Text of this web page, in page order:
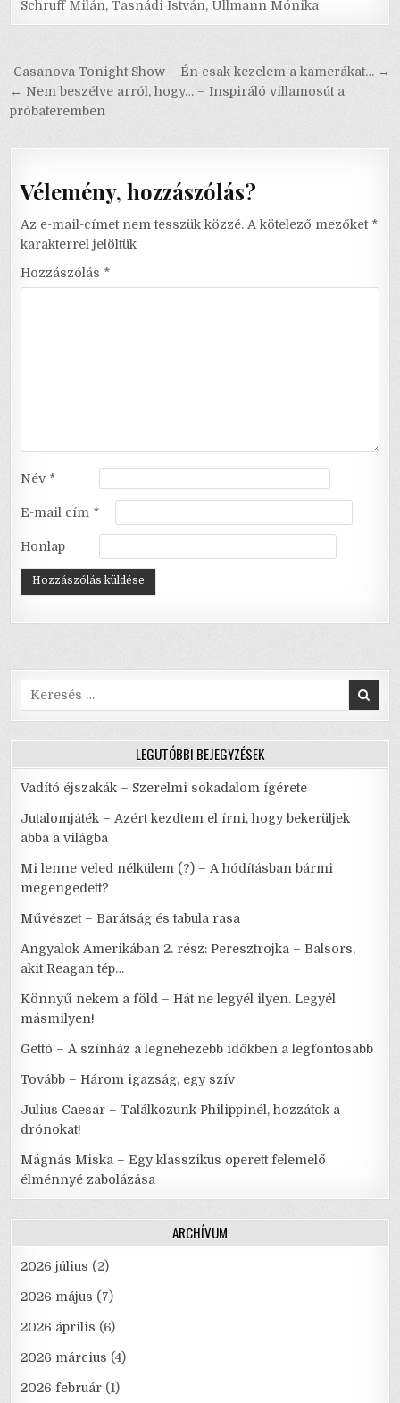
Schruff Milán,Tasnádi István, Ullmann Mónika
Bejegyzés
navigáció
Casanova Tonight Show – Én csak kezelem a kamerákat… →
← Nem beszélve arról, hogy… – Inspiráló villamosút a
próbateremben
Vélemény, hozzászólás?
Az e-mail-címet nem tesszük közzé. A kötelező mezőket *
karakterrel jelöltük
Hozzászólás *
Név *
E-mail cím *
Honlap
Search
for:
LEGUTÓBBI BEJEGYZÉSEK
Vadító éjszakák – Szerelmi sokadalom ígérete
Jutalomjáték – Azért kezdtem el írni, hogy bekerüljek
abba a világba
Mi lenne veled nélkülem (?) – A hódításban bármi
megengedett?
Művészet – Barátság és tabula rasa
Angyalok Amerikában 2. rész: Peresztrojka – Balsors,
akit Reagan tép…
Könnyű nekem a föld – Hát ne legyél ilyen. Legyél
másmilyen!
Gettó – A színház a legnehezebb időkben a legfontosabb
Tovább – Három igazság, egy szív
Julius Caesar – Találkozunk Philippinél, hozzátok a
drónokat!
Mágnás Miska – Egy klasszikus operett felemelő
élménnyé zabolázása
ARCHÍVUM
2026 július (2)
2026 május (7)
2026 április (6)
2026 március (4)
2026 február (1)